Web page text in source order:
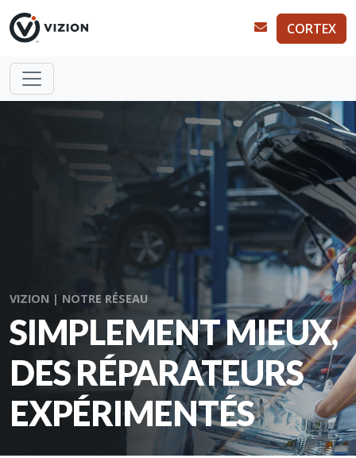
CORTEX
VIZION | NOTRE RÉSEAU
SIMPLEMENT MIEUX,
DES RÉPARATEURS
EXPÉRIMENTÉS